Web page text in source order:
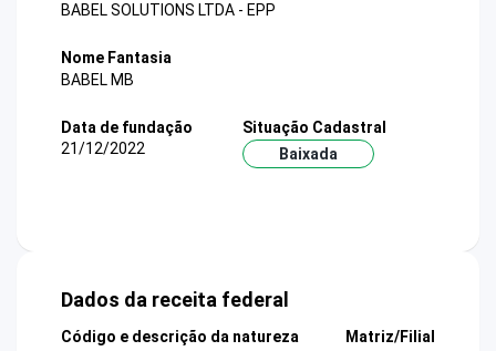
BABEL SOLUTIONS LTDA - EPP
Nome Fantasia
BABEL MB
Data de fundação
21/12/2022
Situação Cadastral
Baixada
Dados da receita federal
Código e descrição da natureza
Matriz/Filial